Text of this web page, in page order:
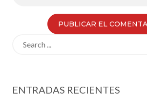
ENTRADAS RECIENTES